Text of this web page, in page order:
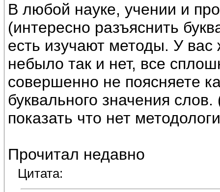
В любой науке, учении и
(интересно разъяснить
есть изучают методы. У вас
небыло так и нет, все
совершенно не поясняете
буквального значения
показать что нет
Прочитал недавно
Цитата: